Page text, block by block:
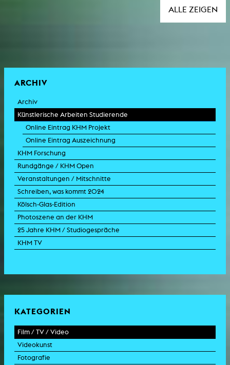
ALLE ZEIGEN
ARCHIV
Archiv
Künstlerische Arbeiten Studierende
Online Eintrag KHM Projekt
Online Eintrag Auszeichnung
KHM Forschung
Rundgänge / KHM Open
Veranstaltungen / Mitschnitte
Schreiben, was kommt 2024
Kölsch-Glas-Edition
Photoszene an der KHM
25 Jahre KHM / Studiogespräche
KHM TV
KATEGORIEN
Film / TV / Video
Spielfilm
Dokumentarfilm
Videokunst
Experimentalfilm
Fotografie